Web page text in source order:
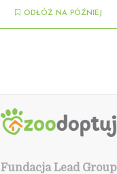
ODŁÓŻ NA PÓŹNIEJ
Fundacja Lead Group